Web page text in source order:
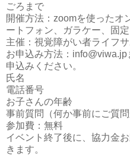
ごろまで
開催方法：zoomを使ったオ
ートフォン、ガラケー、固
主催：視覚障がい者ライフ
お申込み方法：
申込みください。
氏名
電話番号
お子さんの年齢
事前質問（何か事前にご質
参加費：無料
イベント終了後に、協力金
きます。